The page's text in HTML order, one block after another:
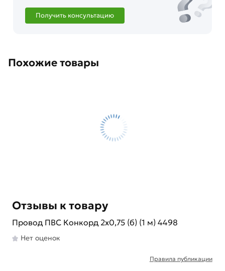
Получить консультацию
Похожие товары
Отзывы к товару
Провод ПВС Конкорд 2x0,75 (б) (1 м) 4498
Нет оценок
Правила публикации